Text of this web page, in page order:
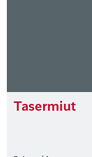
Tasermiut